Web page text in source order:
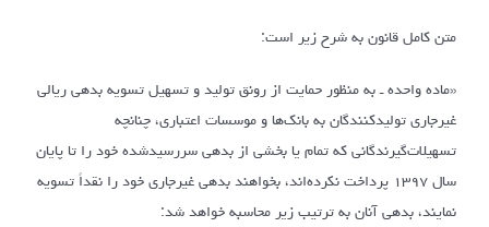
متن کامل قانون به شرح زیر است:
«ماده واحده ـ به منظور حمایت از رونق تولید و تسهیل تسویه بدهی ریالی
غیرجاری تولیدکنندگان به بانک‌ها و موسسات اعتباری، چنانچه
تسهیلات‌گیرندگانی که تمام یا بخشی از بدهی سررسیدشده خود را تا پایان
سال ۱۳۹۷ پرداخت نکرده‌اند، بخواهند بدهی غیرجاری خود را نقداً تسویه
نمایند، بدهی آنان به ترتیب زیر محاسبه خواهد شد: